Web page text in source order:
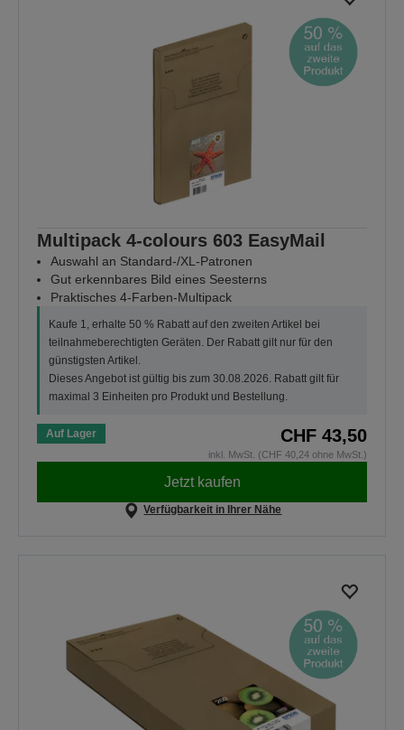
Multipack 4-colours 603 EasyMail
Auswahl an Standard-/XL-Patronen
Gut erkennbares Bild eines Seesterns
Praktisches 4-Farben-Multipack
Kaufe 1, erhalte 50 % Rabatt auf den zweiten Artikel bei
teilnahmeberechtigten Geräten. Der Rabatt gilt nur für den
günstigsten Artikel.
Dieses Angebot ist gültig bis zum 30.08.2026. Rabatt gilt für
maximal 3 Einheiten pro Produkt und Bestellung.
Auf Lager CHF 43,50
inkl. MwSt. (CHF 40,24 ohne MwSt.)
Jetzt kaufen
Verfügbarkeit in Ihrer Nähe